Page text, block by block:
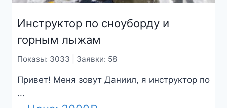
Инструктор по сноуборду и
горным лыжам
Показы: 3033 | Заявки: 58
Привет! Меня зовут Даниил, я инструктор по
...